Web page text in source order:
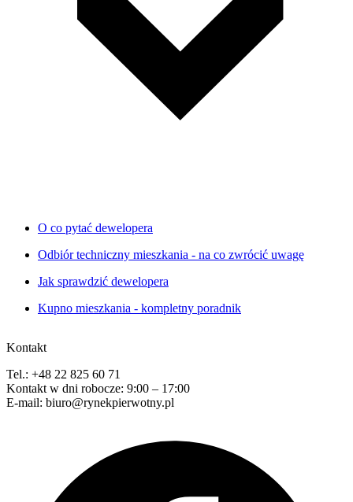
O co pytać dewelopera
Odbiór techniczny mieszkania - na co zwrócić uwagę
Jak sprawdzić dewelopera
Kupno mieszkania - kompletny poradnik
Kontakt
Tel.: +48 22 825 60 71
Kontakt w dni robocze: 9:00 – 17:00
E-mail: biuro@rynekpierwotny.pl